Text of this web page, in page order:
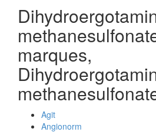
marques,
Agit
Angionorm